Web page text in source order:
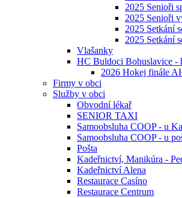
2025 Senioři
2025 Senioři
2025 Setkání
2025 Setkání
Vlašanky
HC Buldoci Bohuslavice -
2026 Hokej finále
Firmy v obci
Služby v obci
Obvodní lékař
SENIOR TAXI
Samoobsluha COOP - u
Samoobsluha COOP - u
Pošta
Kadeřnictví, Manikúra -
Kadeřnictví Alena
Restaurace Casíno
Restaurace Centrum